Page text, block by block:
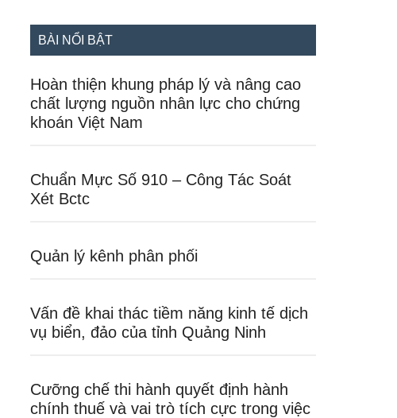
...
BÀI NỔI BẬT
Hoàn thiện khung pháp lý và nâng cao
chất lượng nguồn nhân lực cho chứng
khoán Việt Nam
Chuẩn Mực Số 910 – Công Tác Soát
Xét Bctc
Quản lý kênh phân phối
Vấn đề khai thác tiềm năng kinh tế dịch
vụ biển, đảo của tỉnh Quảng Ninh
Cưỡng chế thi hành quyết định hành
chính thuế và vai trò tích cực trong việc